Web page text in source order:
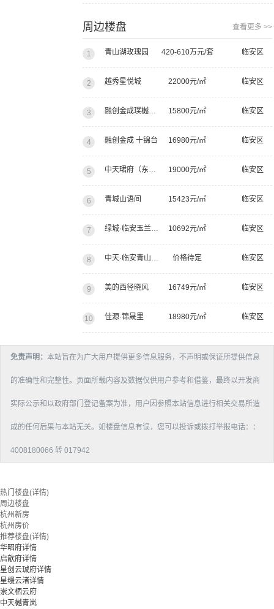
周边楼盘 查看更多 >>
1 青山湖玫瑰园 420-610万元/套 临安区
2 越秀星悦城 22000元/㎡ 临安区
3 融创金成璞樾大观 15800元/㎡ 临安区
4 融创金成 十锦台 16980元/㎡ 临安区
5 中天珺府（东区） 19000元/㎡ 临安区
6 青城山语间 15423元/㎡ 临安区
7 绿城·临安玉兰花园 10692元/㎡ 临安区
8 中天·临安青山湖项目别墅 价格待定 临安区
9 美的西径晓风 16749元/㎡ 临安区
10 佳源·锦晟里 18980元/㎡ 临安区
免责声明： 本站旨在为广大用户提供更多信息服务，不声明或保证所提供信息
的准确性和完整性。页面所载内容及数据仅供用户参考和借鉴，最终以开发商
实际公示和以政府部门登记备案为准，用户因参照本站信息进行相关交易所造
成的任何后果与本站无关。如楼盘信息有误，您可以投诉或拨打举报电话：：
4008180066 转 017942
热门楼盘(详情)
周边楼盘
杭州新房
杭州房价
推荐楼盘(详情)
华昭府详情
启歆府详情
星创云珹府详情
星缦云渚详情
崇文栖云府
中天樾青岚